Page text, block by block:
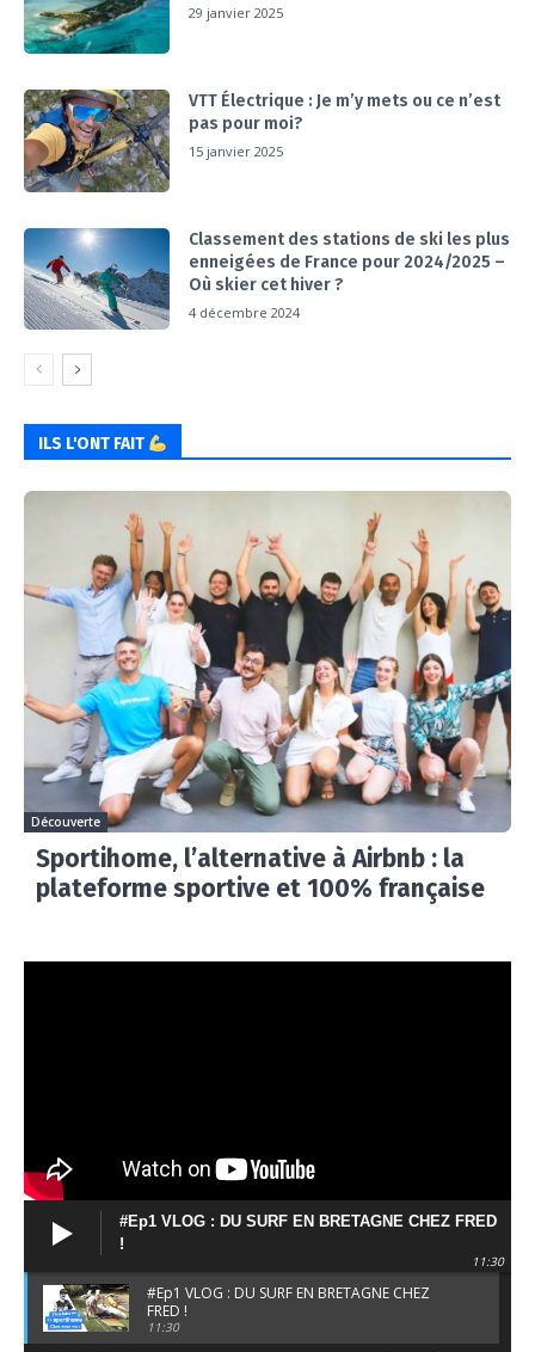
29 janvier 2025
VTT Électrique : Je m’y mets ou ce n’est
pas pour moi?
15 janvier 2025
Classement des stations de ski les plus
enneigées de France pour 2024/2025 –
Où skier cet hiver ?
4 décembre 2024
ILS L'ONT FAIT
Découverte
Sportihome, l’alternative à Airbnb : la
plateforme sportive et 100% française
#Ep1 VLOG : DU SURF EN BRETAGNE CHEZ FRED
!
11:30
#Ep1 VLOG : DU SURF EN BRETAGNE CHEZ
FRED !
11:30